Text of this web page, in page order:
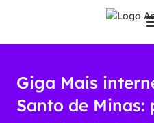
Giga Mais
Santo de Minas: